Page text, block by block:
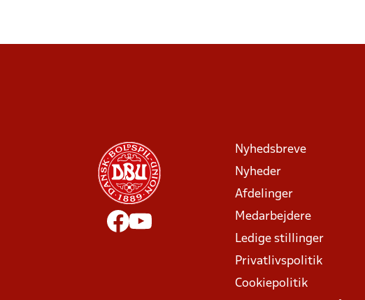
Nyhedsbreve
Nyheder
Afdelinger
Medarbejdere
Ledige stillinger
Privatlivspolitik
Cookiepolitik